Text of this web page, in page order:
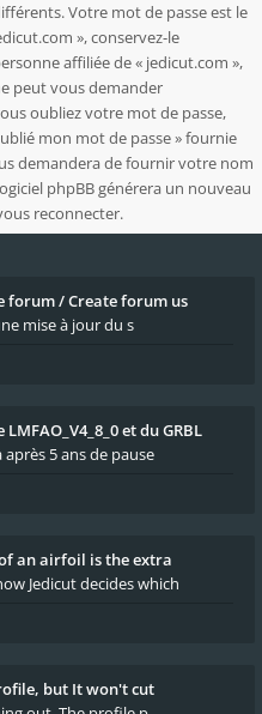
Votre mot de passe est le
», conservez-le
affiliée de « jedicut.com »,
peut vous demander
oubliez votre mot de passe,
mon mot de passe » fournie
demandera de fournir votre nom
phpBB générera un nouveau
reconnecter.
forum / Create forum us
mise à jour du s
et du GRBL
5 ans de pause
an airfoil is the extra
Jedicut decides which
but It won't cut